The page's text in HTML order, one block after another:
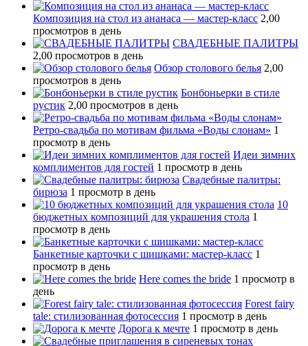
Композиция на стол из ананаса — мастер-класс 2,00
просмотров в день
СВАДЕБНЫЕ ПАЛИТРЫ
2,00 просмотров в день
Обзор столового белья 2,00
просмотров в день
Бонбоньерки в стиле
рустик 2,00 просмотров в день
Ретро-свадьба по мотивам фильма «Воды слонам» 1
просмотр в день
Идеи зимних
комплиментов для гостей 1 просмотр в день
Свадебные палитры:
бирюза 1 просмотр в день
10
бюджетных композиций для украшения стола 1
просмотр в день
Банкетные карточки с шишками: мастер-класс 1
просмотр в день
Here comes the bride 1 просмотр в
день
Forest fairy
tale: стилизованная фотосессия 1 просмотр в день
Дорога к мечте 1 просмотр в день